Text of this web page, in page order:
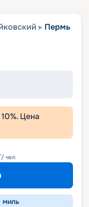
Пермь
10%. Цена
/ чел
миль